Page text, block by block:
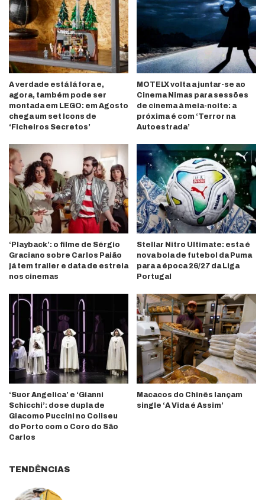
A verdade está lá fora e,
agora, também pode ser
montada em LEGO: em Agosto
chega um set Icons de
‘Ficheiros Secretos’
MOTELX volta a juntar-se ao
Cinema Nimas para sessões
de cinema à meia-noite: a
próxima é com ‘Terror na
Autoestrada’
‘Playback’: o filme de Sérgio
Graciano sobre Carlos Paião
já tem trailer e data de estreia
nos cinemas
Stellar Nitro Ultimate: esta é
nova bola de futebol da Puma
para a época 26/27 da Liga
Portugal
‘Suor Angelica’ e ‘Gianni
Schicchi’: dose dupla de
Giacomo Puccini no Coliseu
do Porto com o Coro do São
Carlos
Macacos do Chinês lançam
single ‘A Vida é Assim’
TENDÊNCIAS